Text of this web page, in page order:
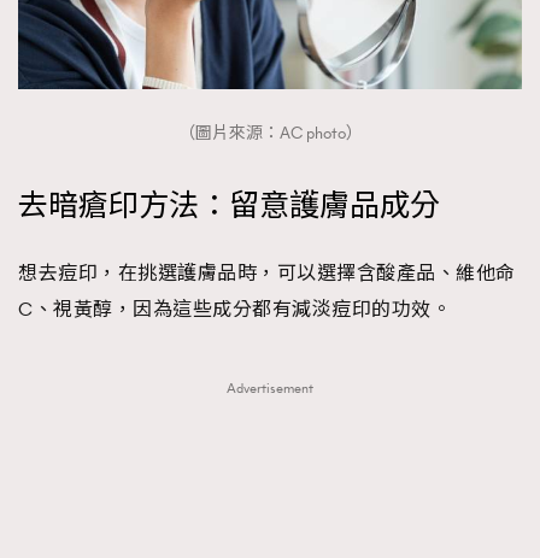
（圖片來源：AC photo）
去暗瘡印方法：留意護膚品成分
想去痘印，在挑選護膚品時，可以選擇含酸產品、維他命
C、視黃醇，因為這些成分都有減淡痘印的功效。
Advertisement